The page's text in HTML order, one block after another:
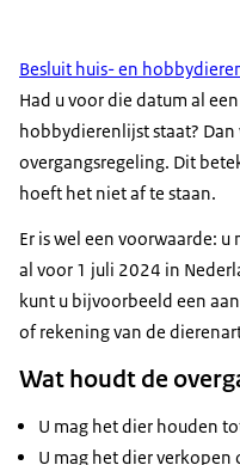
Besluit huis- en
Had u voor die datum al
hobbydierenlijst staat?
overgangsregeling. Dit
hoeft het niet af te staan.
Er is wel een voorwaarde:
al voor 1 juli 2024 in
kunt u bijvoorbeeld een
of rekening van de
Wat houdt de
U mag het dier houden
U mag het dier